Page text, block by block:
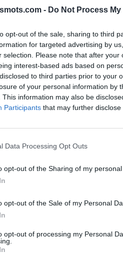
- Do Not Process
opt-out of the sale, sharing to third
for targeted advertising by
selection. Please note that after
interest-based ads based on
to third parties prior to your
of your personal information by
This information may also be
Participants that may further
Data Processing Opt Outs
opt-out of the Sharing of my personal
opt-out of the Sale of my Personal
opt-out of processing my Personal
29
le numéro de
Entrez un mot :